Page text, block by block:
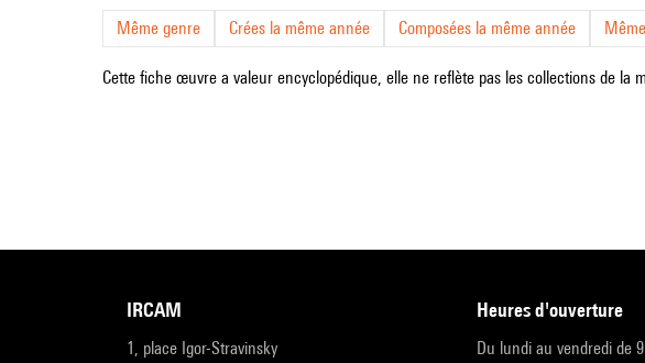
Même genre Crées la même année Composées la même année
Cette fiche œuvre a valeur encyclopédique, elle ne reflète pas les collections de
IRCAM
1, place Igor-Stravinsky
heures d'ouverture
Du lundi au vendredi de